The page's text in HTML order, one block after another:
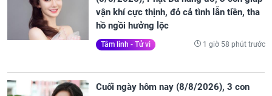
vận khí cực thịnh, đỏ cả tình lẫn tiền, tha
hồ ngồi hưởng lộc
Tâm linh - Tử vi 1 giờ 58 phút trước
Cuối ngày hôm nay (8/8/2026), 3 con